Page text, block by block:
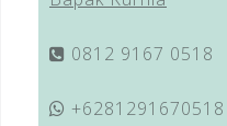
0812 9167 0518
+6281291670518